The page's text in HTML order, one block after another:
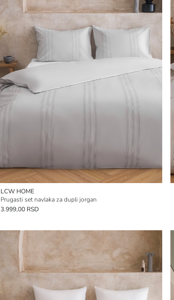
LCW HOME
Prugasti set navlaka za dupli jorgan
3.999,00 RSD